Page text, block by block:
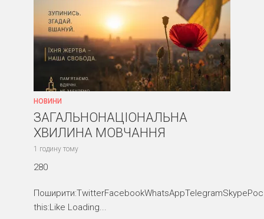
НОВИНИ
ЗАГАЛЬНОНАЦІОНАЛЬНА
ХВИЛИНА МОВЧАННЯ
1 годину тому
280
this:Like Loading...